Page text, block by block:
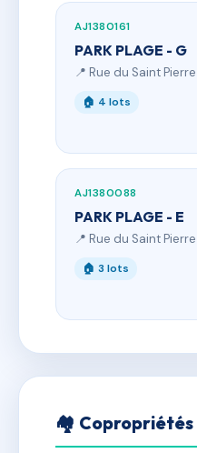
AJ1380161
PARK PLAGE - G
📍 Rue du Saint
🏠 4 lots
AJ1380088
PARK PLAGE - E
📍 Rue du Saint
🏠 3 lots
🏘 Copropriétés